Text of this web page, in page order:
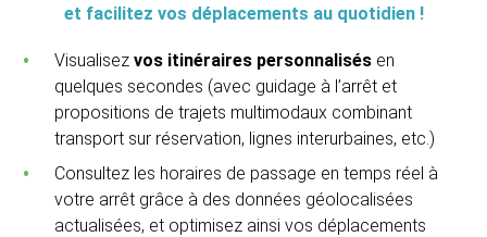
et facilitez vos déplacements au quotidien !
Visualisez vos itinéraires personnalisés en
quelques secondes (avec guidage à l’arrêt et
propositions de trajets multimodaux combinant
transport sur réservation, lignes interurbaines, etc.)
Consultez les horaires de passage en temps réel à
votre arrêt grâce à des données géolocalisées
actualisées, et optimisez ainsi vos déplacements